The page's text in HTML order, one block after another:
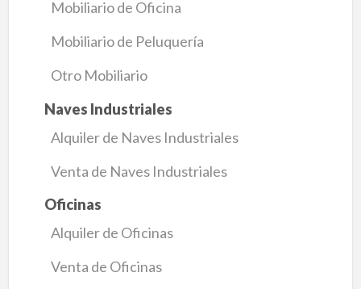
Mobiliario de Oficina
Mobiliario de Peluquería
Otro Mobiliario
Naves Industriales
Alquiler de Naves Industriales
Venta de Naves Industriales
Oficinas
Alquiler de Oficinas
Venta de Oficinas